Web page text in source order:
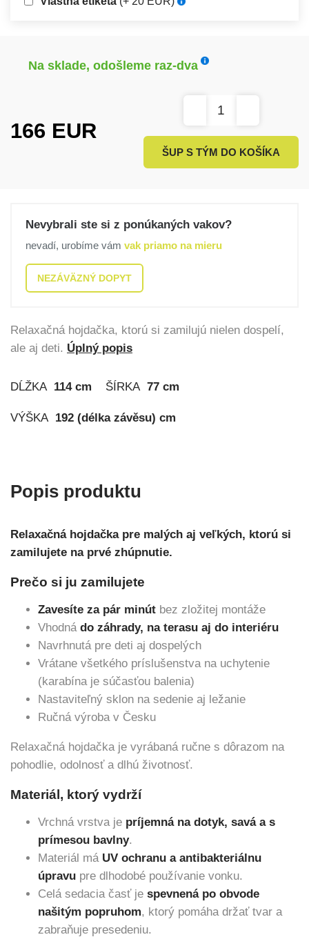
Relaxačná hojdačka, ktorú si zamilujú nielen dospelí,
ale aj deti. Úplný popis
DĹŽKA 114 cm ŠÍRKA 77 cm
VÝŠKA 192 (délka závěsu) cm
Na sklade, odošleme raz-dva
166 EUR
ŠUP S TÝM DO KOŠÍKA
Nevybrali ste si z ponúkaných vakov?
nevadí, urobíme vám vak priamo na mieru
NEZÁVÄZNÝ DOPYT
Popis produktu
Relaxačná hojdačka pre malých aj veľkých, ktorú si
zamilujete na prvé zhúpnutie.
Prečo si ju zamilujete
Zavesíte za pár minút bez zložitej montáže
Vhodná do záhrady, na terasu aj do interiéru
Navrhnutá pre deti aj dospelých
Vrátane všetkého príslušenstva na uchytenie
(karabína je súčasťou balenia)
Nastaviteľný sklon na sedenie aj ležanie
Ručná výroba v Česku
Relaxačná hojdačka je vyrábaná ručne s dôrazom na
pohodlie, odolnosť a dlhú životnosť.
Materiál, ktorý vydrží
Vrchná vrstva je príjemná na dotyk, savá a s
prímesou bavlny.
Materiál má UV ochranu a antibakteriálnu
úpravu pre dlhodobé používanie vonku.
Celá sedacia časť je spevnená po obvode
našitým popruhom, ktorý pomáha držať tvar a
zabraňuje presedeniu.